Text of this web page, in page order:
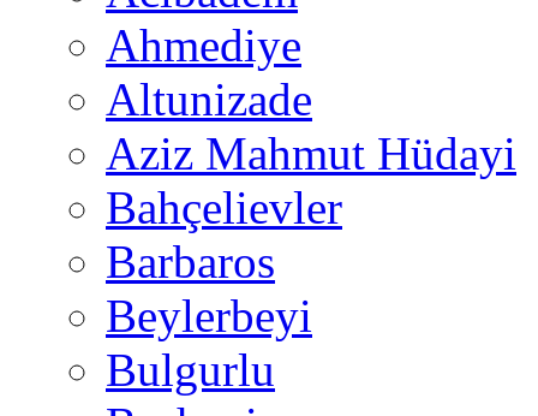
Ahmediye
Altunizade
Aziz Mahmut Hüdayi
Bahçelievler
Barbaros
Beylerbeyi
Bulgurlu